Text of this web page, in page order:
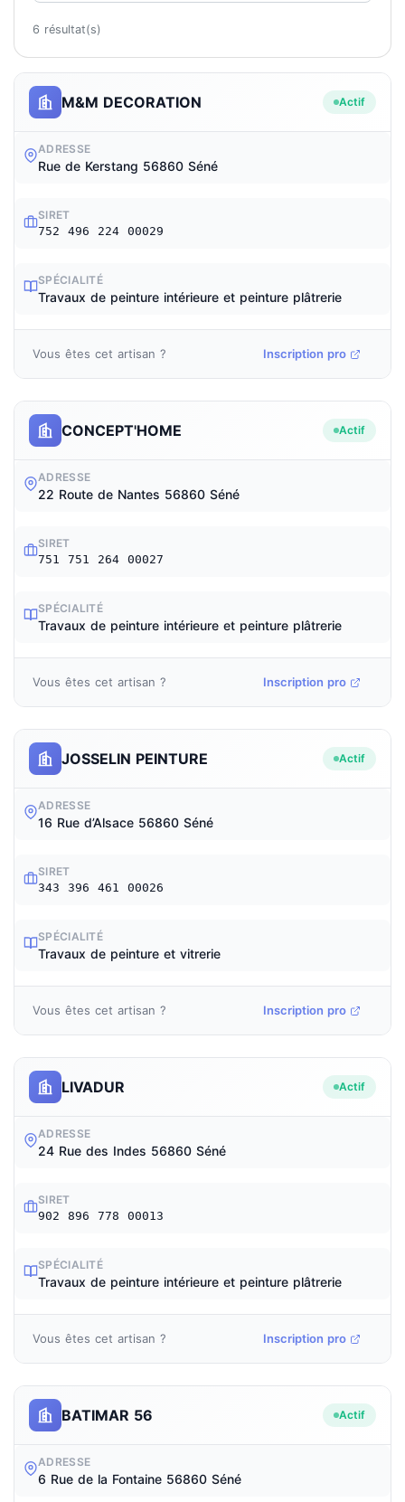
M&M DECORATION Actif
ADRESSE
Rue de Kerstang 56860 Séné
SIRET
752 496 224 00029
SPÉCIALITÉ
Travaux de peinture intérieure et peinture plâtrerie
Vous êtes cet artisan ? Inscription pro
CONCEPT'HOME Actif
ADRESSE
22 Route de Nantes 56860 Séné
SIRET
751 751 264 00027
SPÉCIALITÉ
Travaux de peinture intérieure et peinture plâtrerie
Vous êtes cet artisan ? Inscription pro
JOSSELIN PEINTURE Actif
ADRESSE
16 Rue d’Alsace 56860 Séné
SIRET
343 396 461 00026
SPÉCIALITÉ
Travaux de peinture et vitrerie
Vous êtes cet artisan ? Inscription pro
LIVADUR Actif
ADRESSE
24 Rue des Indes 56860 Séné
SIRET
902 896 778 00013
SPÉCIALITÉ
Travaux de peinture intérieure et peinture plâtrerie
Vous êtes cet artisan ? Inscription pro
BATIMAR 56 Actif
ADRESSE
6 Rue de la Fontaine 56860 Séné
6 résultat(s)